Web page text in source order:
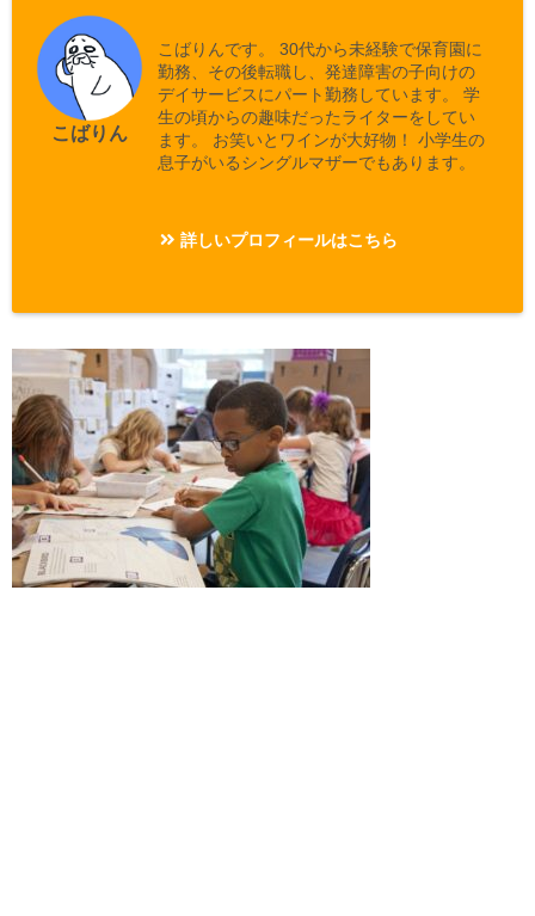
こばりん
こばりんです。 30代から未経験で保育園に
勤務、その後転職し、発達障害の子向けの
デイサービスにパート勤務しています。 学
生の頃からの趣味だったライターをしてい
ます。 お笑いとワインが大好物！ 小学生の
息子がいるシングルマザーでもあります。
詳しいプロフィールはこちら